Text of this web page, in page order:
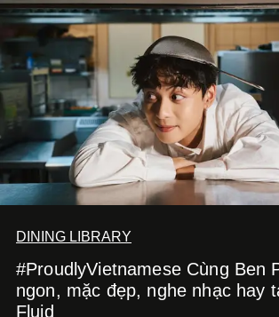
DINING LIBRARY
#ProudlyVietnamese Cùng Ben
ngon, mặc đẹp, nghe nhạc hay
Fluid